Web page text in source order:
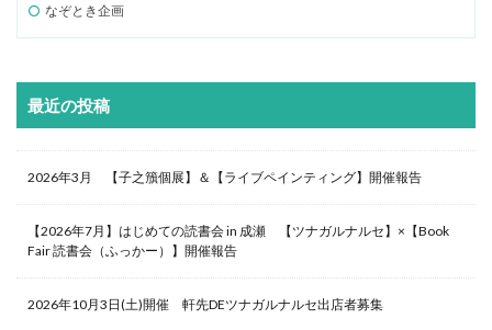
なぞとき企画
最近の投稿
2026年3月 【子之籏個展】＆【ライブペインティング】開催報告
【2026年7月】はじめての読書会 in 成瀬 【ツナガルナルセ】×【Book
Fair 読書会（ふっかー）】開催報告
2026年10月3日(土)開催 軒先DEツナガルナルセ出店者募集